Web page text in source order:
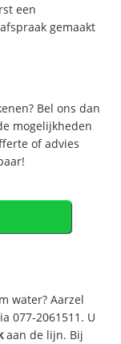
een
gemaakt
Bel ons dan
mogelijkheden
of advies
water? Aarzel
077-2061511. U
aan de lijn. Bij